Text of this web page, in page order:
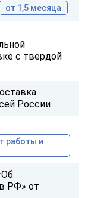
от 1,5 месяца
с твердой
России
работы и
РФ» от